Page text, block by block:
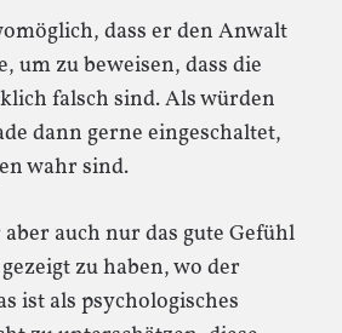
dass er den Anwalt
um zu beweisen, dass die
falsch sind. Als würden
dann gerne eingeschaltet,
wahr sind.
auch nur das gute Gefühl
zu haben, wo der
ist als psychologisches